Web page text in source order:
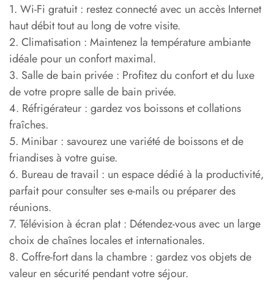
1. Wi-Fi gratuit : restez connecté avec un accès Internet
haut débit tout au long de votre visite.
2. Climatisation : Maintenez la température ambiante
idéale pour un confort maximal.
3. Salle de bain privée : Profitez du confort et du luxe
de votre propre salle de bain privée.
4. Réfrigérateur : gardez vos boissons et collations
fraîches.
5. Minibar : savourez une variété de boissons et de
friandises à votre guise.
6. Bureau de travail : un espace dédié à la productivité,
parfait pour consulter ses e-mails ou préparer des
réunions.
7. Télévision à écran plat : Détendez-vous avec un large
choix de chaînes locales et internationales.
8. Coffre-fort dans la chambre : gardez vos objets de
valeur en sécurité pendant votre séjour.